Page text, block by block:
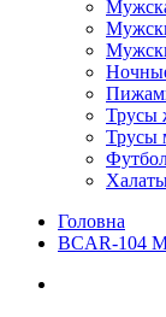
Трусы
Трусы
Головна
BCAR-104